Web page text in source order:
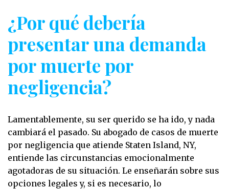
¿Por qué debería
presentar una demanda
por muerte por
negligencia?
Lamentablemente, su ser querido se ha ido, y nada
cambiará el pasado. Su abogado de casos de muerte
por negligencia que atiende Staten Island, NY,
entiende las circunstancias emocionalmente
agotadoras de su situación. Le enseñarán sobre sus
opciones legales y, si es necesario, lo